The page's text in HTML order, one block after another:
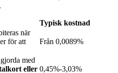
BTR-innehavare
Typisk kostnad
när
för att
Från 0,0089%
med
eller 0,45%-3,03%